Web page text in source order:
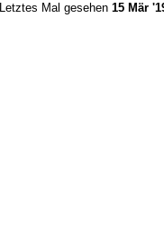
Letztes Mal gesehen 15 Mär